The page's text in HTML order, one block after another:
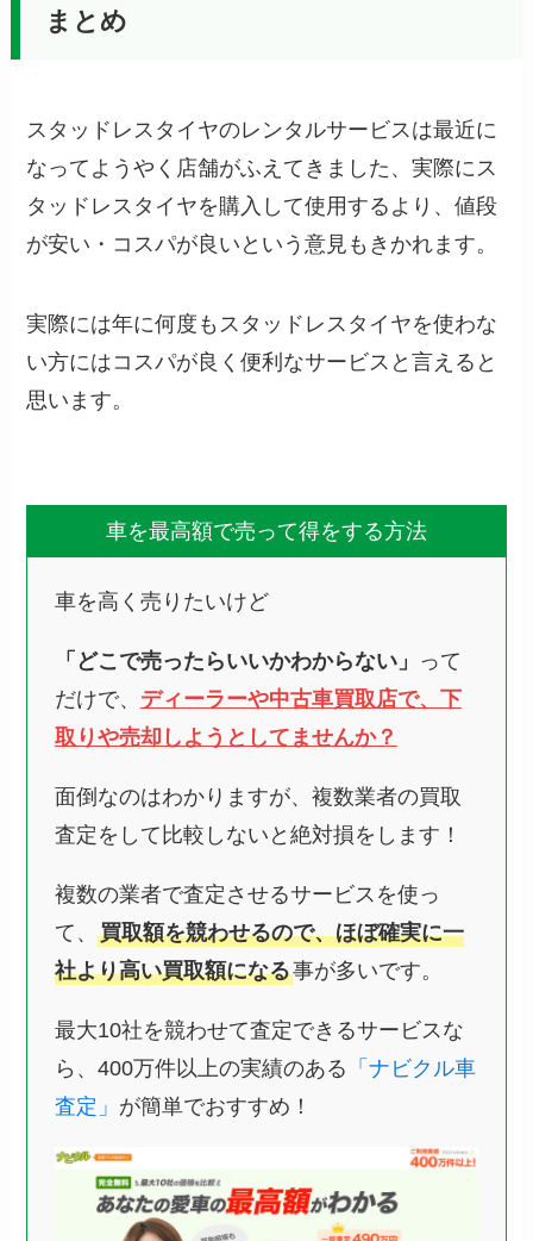
まとめ
スタッドレスタイヤのレンタルサービスは最近に
なってようやく店舗がふえてきました、実際にス
タッドレスタイヤを購入して使用するより、値段
が安い・コスパが良いという意見もきかれます。
実際には年に何度もスタッドレスタイヤを使わな
い方にはコスパが良く便利なサービスと言えると
思います。
車を最高額で売って得をする方法
車を高く売りたいけど
「どこで売ったらいいかわからない」 って
だけで、 ディーラーや中古車買取店で、下
取りや売却しようとしてませんか？
面倒なのはわかりますが、複数業者の買取
査定をして比較しないと絶対損をします！
複数の業者で査定させるサービスを使っ
て、 買取額を競わせるので、ほぼ確実に一
社より高い買取額になる事が多いです。
最大10社を競わせて査定できるサービスな
ら、400万件以上の実績のある 「ナビクル車
査定」 が簡単でおすすめ！